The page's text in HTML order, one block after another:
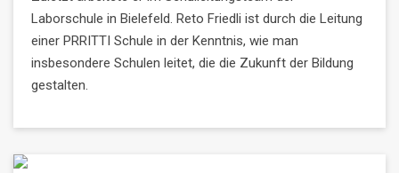
Laborschule in Bielefeld. Reto Friedli ist durch die Leitung
einer PRRITTI Schule in der Kenntnis, wie man
insbesondere Schulen leitet, die die Zukunft der Bildung
gestalten.